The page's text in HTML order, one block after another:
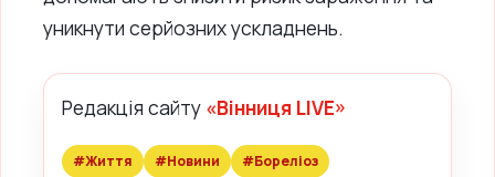
уникнути серйозних ускладнень.
Редакція сайту «Вінниця LIVE»
#Життя #Новини
#Бореліоз